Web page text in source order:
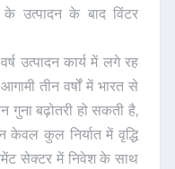
के उत्पादन के बाद विंटर
उत्पादन कार्य में लगे रह
तीन वर्षों में भारत से
गुना बढ़ोतरी हो सकती है,
केवल कुल निर्यात में वृद्धि
सेक्टर में निवेश के साथ